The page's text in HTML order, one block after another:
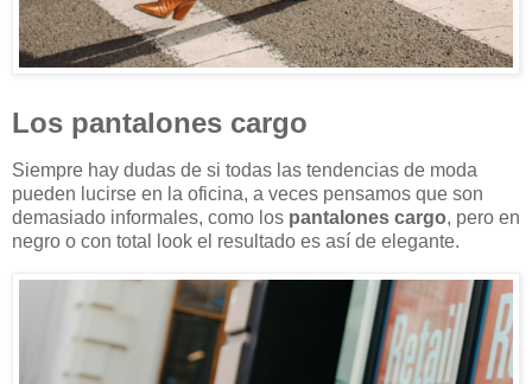
Los pantalones cargo
Siempre hay dudas de si todas las tendencias de moda
pueden lucirse en la oficina, a veces pensamos que son
demasiado informales, como los pantalones cargo, pero en
negro o con total look el resultado es así de elegante.